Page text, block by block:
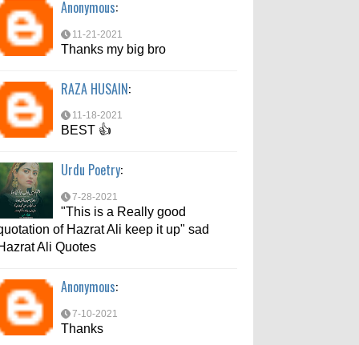
7-10-2021
6-6-2021
Anonymous:
11-21-2021
Thanks my big bro
RAZA HUSAIN:
11-18-2021
BEST 👍
Urdu Poetry:
7-28-2021
"This is a Really good
of Hazrat Ali keep it up" sad
Ali Quotes
Anonymous:
7-10-2021
Thanks